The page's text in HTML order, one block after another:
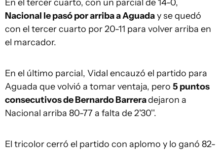
En el tercer cuarto, con un parcial de 14-0,
Nacional le pasó por arriba a Aguaday se quedó
con el tercer cuarto por 20-11 para volver arriba en
el marcador.
En el último parcial, Vidal encauzó el partido para
Aguada que volvió a tomar ventaja, pero 5 puntos
consecutivos de Bernardo Barreradejaron a
Nacional arriba 80-77 a falta de 2'30''.
El tricolor cerró el partido con aplomo y lo ganó 82-